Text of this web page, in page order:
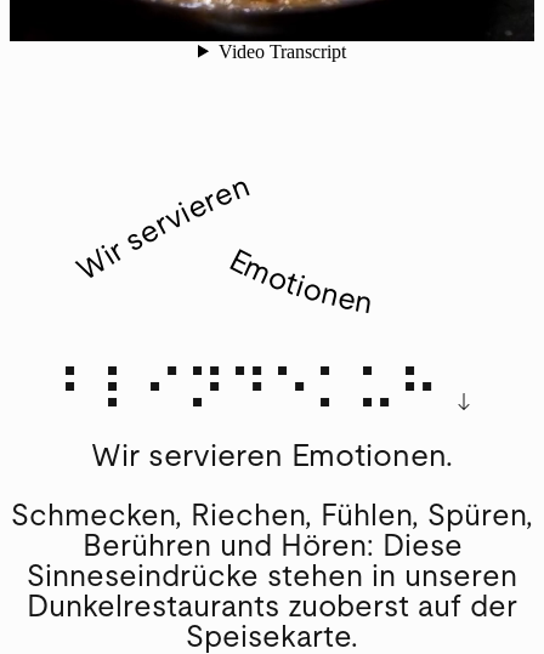
Wir servierenEmotionen
⠃⠇⠊⠝⠙⠑⠅⠥⠓
Wir servieren Emotionen.
Schmecken, Riechen, Fühlen, Spüren,
Berühren und Hören: Diese
Sinneseindrücke stehen in unseren
Dunkelrestaurants zuoberst auf der
Speisekarte.